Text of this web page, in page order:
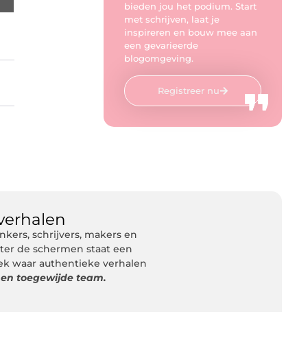
bieden jou het podium. Start
met schrijven, laat je
inspireren en bouw mee aan
een gevarieerde
blogomgeving.
Registreer nu
schrijvers, makers en
de schermen staat een
waar authentieke verhalen
toegewijde team.